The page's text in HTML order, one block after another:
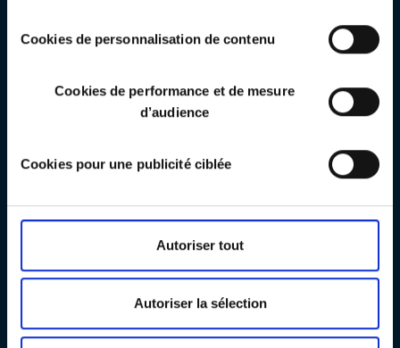
sur le bouton "paramétrer les cookies" en bas de chaque
page de notre site.
Cookies de personnalisation de contenu
Cookies de performance et de mesure
d’audience
Cookies pour une publicité ciblée
Autoriser tout
Autoriser la sélection